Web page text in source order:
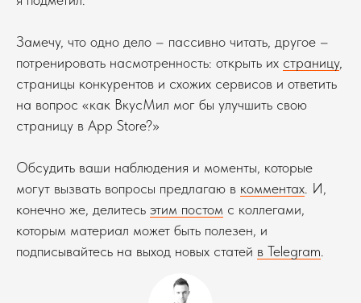
Замечу, что одно дело – пассивно читать, другое –
потренировать насмотренность: открыть их страницу,
страницы конкурентов и схожих сервисов и ответить
на вопрос «как ВкусМил мог бы улучшить свою
страницу в App Store?»
Обсудить ваши наблюдения и моменты, которые
могут вызвать вопросы предлагаю в комментах . И,
конечно же, делитесь этим постом с коллегами,
которым материал может быть полезен, и
подписывайтесь на выход новых статей в Telegram